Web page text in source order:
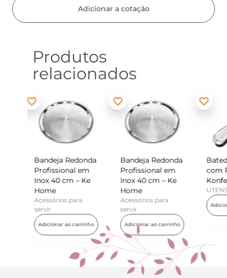
Adicionar a cotação
Produtos
relacionados
Bandeja Redonda
Profissional em
Inox 40 cm – Ke
Home
Acessórios para
servir
Adicionar ao carrinho
Batedor de Ovos
com Raspador –
Konfektt
UTENSÍLIOS
Adicionar ao carrinho